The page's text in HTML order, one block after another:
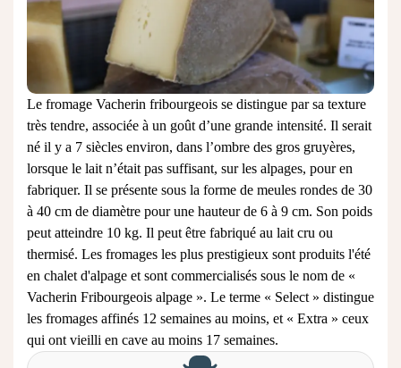
Le fromage Vacherin fribourgeois se distingue par sa texture
très tendre, associée à un goût d’une grande intensité. Il serait
né il y a 7 siècles environ, dans l’ombre des gros gruyères,
lorsque le lait n’était pas suffisant, sur les alpages, pour en
fabriquer. Il se présente sous la forme de meules rondes de 30
à 40 cm de diamètre pour une hauteur de 6 à 9 cm. Son poids
peut atteindre 10 kg. Il peut être fabriqué au lait cru ou
thermisé. Les fromages les plus prestigieux sont produits l'été
en chalet d'alpage et sont commercialisés sous le nom de «
Vacherin Fribourgeois alpage ». Le terme « Select » distingue
les fromages affinés 12 semaines au moins, et « Extra » ceux
qui ont vieilli en cave au moins 17 semaines.